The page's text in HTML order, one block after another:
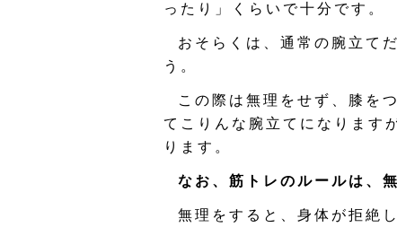
ったり」くらいで十分です。
おそらくは、通常の腕立て
う。
この際は無理をせず、膝を
てこりんな腕立てになります
ります。
なお、筋トレのルールは、
無理をすると、身体が拒絶